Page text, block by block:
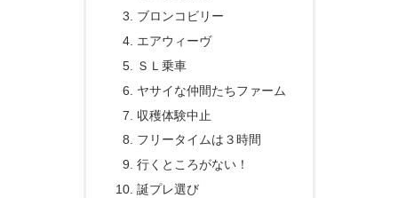
ブロンコビリー
エアウィーヴ
ＳＬ乗車
ヤサイな仲間たちファーム
収穫体験中止
フリータイムは３時間
行くところがない！
誕プレ選び